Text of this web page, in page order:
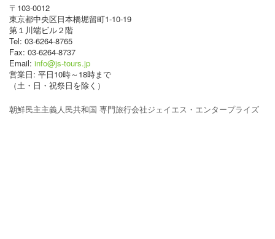
〒103-0012
東京都中央区日本橋堀留町1-10-19
第１川端ビル２階
Tel: 03-6264-8765
Fax: 03-6264-8737
Email: info@js-tours.jp
営業日: 平日10時～18時まで
（土・日・祝祭日を除く）
朝鮮民主主義人民共和国 専門旅行会社ジェイエス・エンタープライズ